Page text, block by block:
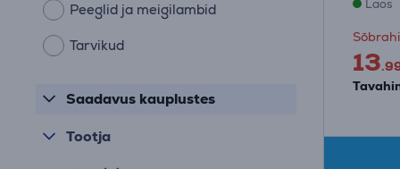
Peeglid ja meigilambid
Tarvikud
Saadavus kauplustes
Tootja
Laos
13